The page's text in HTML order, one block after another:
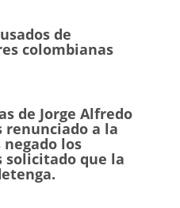
de
colombianas
de Jorge Alfredo
renunciado a la
los
solicitado que la